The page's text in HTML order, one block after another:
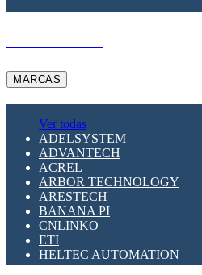
MARCAS
Ver todas
ADELSYSTEM
ADVANTECH
ACREL
ARBOR TECHNOLOGY
ARESTECH
BANANA PI
CNLINKO
ETI
HELTEC AUTOMATION
LTECH